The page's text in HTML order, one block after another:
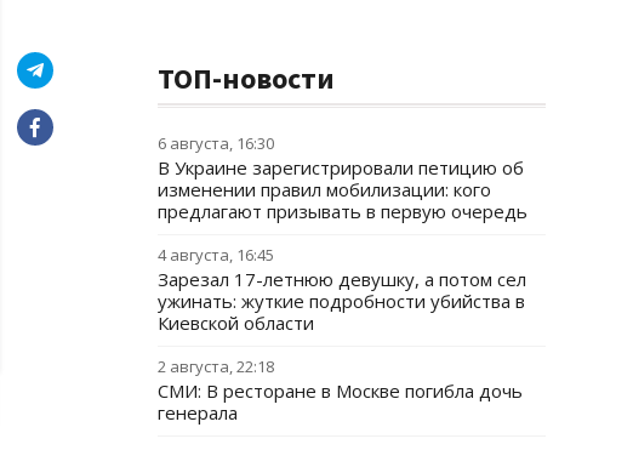
ТОП-новости
6 августа, 16:30
В Украине зарегистрировали петицию об
изменении правил мобилизации: кого
предлагают призывать в первую очередь
4 августа, 16:45
Зарезал 17-летнюю девушку, а потом сел
ужинать: жуткие подробности убийства в
Киевской области
2 августа, 22:18
СМИ: В ресторане в Москве погибла дочь
генерала